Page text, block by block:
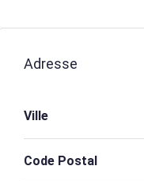
Adresse
Ville
Code Postal